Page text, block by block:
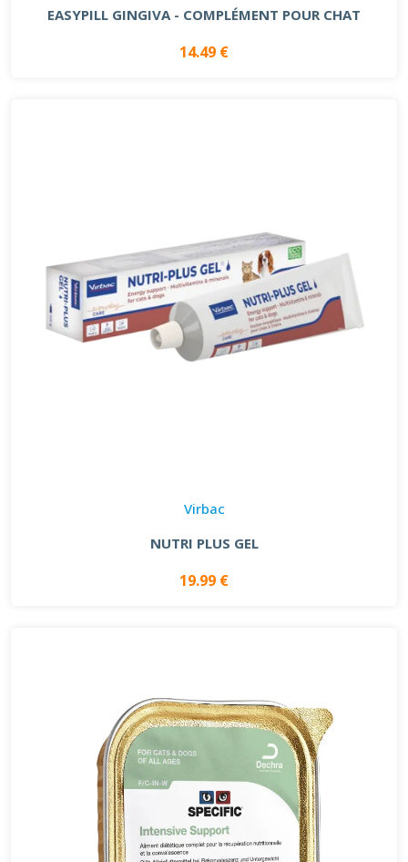
EASYPILL GINGIVA - COMPLÉMENT POUR CHAT
14.49 €
Virbac
NUTRI PLUS GEL
19.99 €